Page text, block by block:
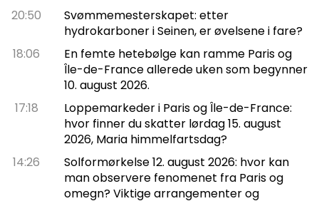
20:50
Svømmemesterskapet: etter
hydrokarboner i Seinen, er øvelsene i fare?
18:06
En femte hetebølge kan ramme Paris og
Île-de-France allerede uken som begynner
10. august 2026.
17:18
Loppemarkeder i Paris og Île-de-France:
hvor finner du skatter lørdag 15. august
2026, Maria himmelfartsdag?
14:26
Solformørkelse 12. august 2026: hvor kan
man observere fenomenet fra Paris og
omegn? Viktige arrangementer og